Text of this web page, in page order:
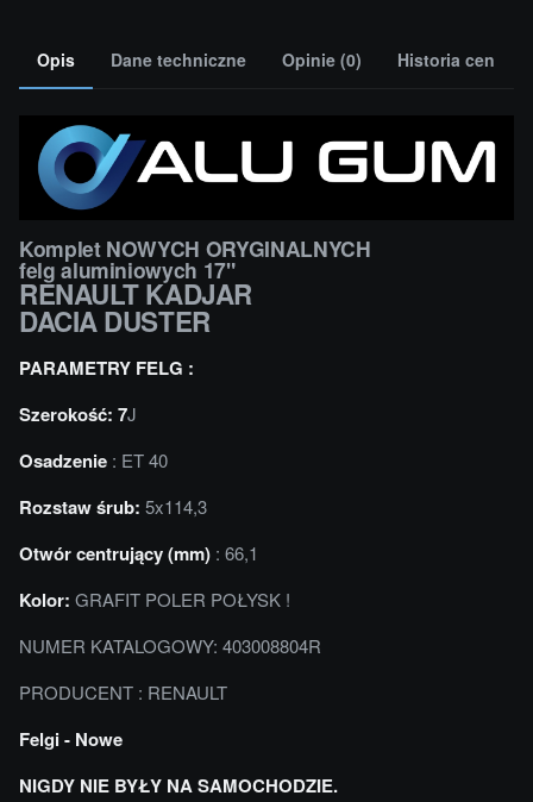
Opis Dane techniczne Opinie (0) Historia cen
Komplet NOWYCH ORYGINALNYCH
felg aluminiowych 17"
RENAULT KADJAR
DACIA DUSTER
PARAMETRY FELG :
Szerokość: 7J
Osadzenie : ET 40
Rozstaw śrub: 5x114,3
Otwór centrujący (mm) : 66,1
Kolor: GRAFIT POLER POŁYSK !
NUMER KATALOGOWY: 403008804R
PRODUCENT : RENAULT
Felgi - Nowe
NIGDY NIE BYŁY NA SAMOCHODZIE.